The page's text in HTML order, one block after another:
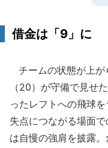
借金は「9」に
チームの状態が上が
（20）が守備で見せ
ったレフトへの飛球
失点につながる場面
は自慢の強肩を披露